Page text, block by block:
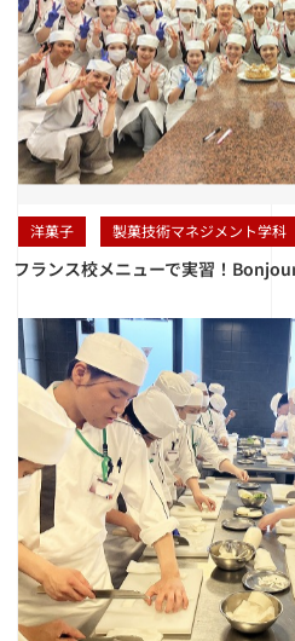
洋菓子 製菓技術マネジメント学科
フランス校メニューで実習！